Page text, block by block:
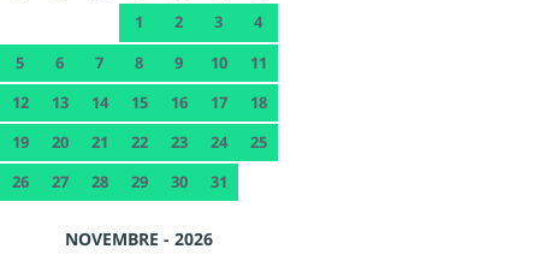
1 2 3
4
5
6 7 8 9 10
11
12
13 14 15 16 17
18
19
20 21 22 23 24
25
26
27 28 29 30 31
NOVEMBRE - 2026